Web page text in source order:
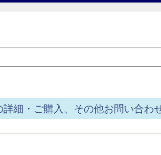
詳細・ご購入、その他お問い合わ